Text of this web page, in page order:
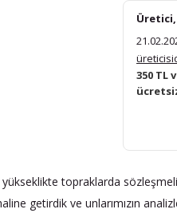
Üretici,
350 TL
topraklarda
getirdik ve unlarımızın